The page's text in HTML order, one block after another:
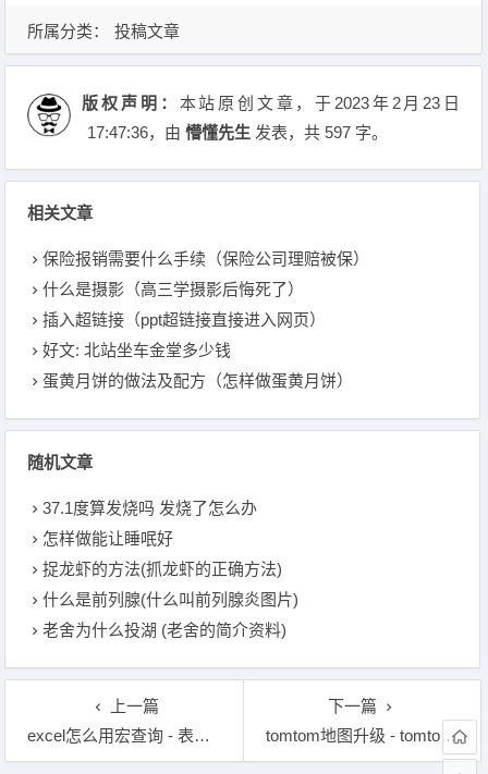
所属分类： 投稿文章
版权声明： 本站原创文章，于2023年2月23日
17:47:36，由懵懂先生 发表，共 597 字。
相关文章
保险报销需要什么手续（保险公司理赔被保）
什么是摄影（高三学摄影后悔死了）
插入超链接（ppt超链接直接进入网页）
好文: 北站坐车金堂多少钱
蛋黄月饼的做法及配方（怎样做蛋黄月饼）
随机文章
37.1度算发烧吗 发烧了怎么办
怎样做能让睡呡好
捉龙虾的方法(抓龙虾的正确方法)
什么是前列腺(什么叫前列腺炎图片)
老舍为什么投湖 (老舍的简介资料)
上一篇
excel怎么用宏查询 - 表格的宏有什么用
下一篇
tomtom地图升级 - tomtom地图 华为